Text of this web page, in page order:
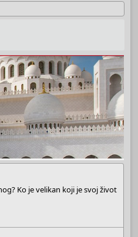
Ko je velikan koji je svoj život